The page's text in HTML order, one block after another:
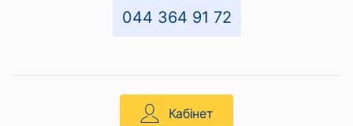
044 364 91 72
Кабінет